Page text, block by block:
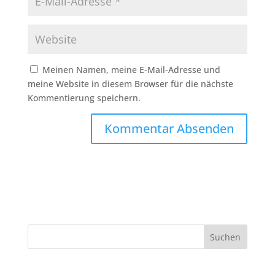
Meinen Namen, meine E-Mail-Adresse und
meine Website in diesem Browser für die nächste
Kommentierung speichern.
Suchen